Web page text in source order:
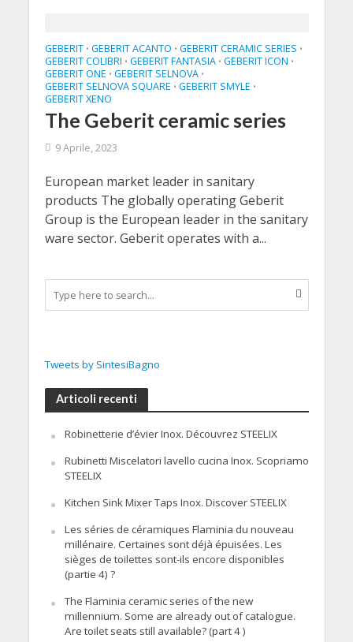
GEBERIT • GEBERIT ACANTO • GEBERIT CERAMIC SERIES •
GEBERIT COLIBRI • GEBERIT FANTASIA • GEBERIT ICON •
GEBERIT ONE • GEBERIT SELNOVA •
GEBERIT SELNOVA SQUARE • GEBERIT SMYLE •
GEBERIT XENO
The Geberit ceramic series
9 Aprile, 2023
European market leader in sanitary
products The globally operating Geberit
Group is the European leader in the sanitary
ware sector. Geberit operates with a...
Tweets by SintesiBagno
Articoli recenti
Robinetterie d’évier Inox. Découvrez STEELIX
Rubinetti Miscelatori lavello cucina Inox. Scopriamo
STEELIX
Kitchen Sink Mixer Taps Inox. Discover STEELIX
Les séries de céramiques Flaminia du nouveau
millénaire. Certaines sont déjà épuisées. Les
sièges de toilettes sont-ils encore disponibles
(partie 4) ?
The Flaminia ceramic series of the new
millennium. Some are already out of catalogue.
Are toilet seats still available? (part 4 )